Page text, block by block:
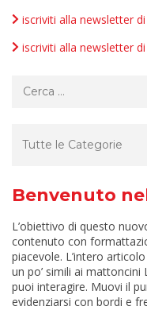
iscriviti alla newsletter
iscriviti alla newsletter
Benvenuto
L’obiettivo di questo
contenuto con
piacevole. L’intero
un po’ simili ai
puoi interagire. Muovi il
evidenziarsi con bordi e